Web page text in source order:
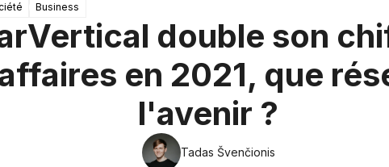
Business
double son
en 2021, que
l'avenir ?
Tadas Švenčionis